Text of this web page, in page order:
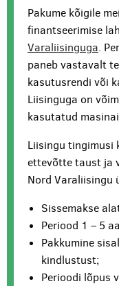
Pakume kõigile
finantseerimise
Varaliisinguga.
paneb vastavalt
kasutusrendi või
Liisinguga on
kasutatud
Liisingu tingimusi
ettevõtte taust ja
Nord Varaliisingu
Sissemakse
Periood 1 – 5
Pakkumine
kindlustust;
Perioodi lõpus